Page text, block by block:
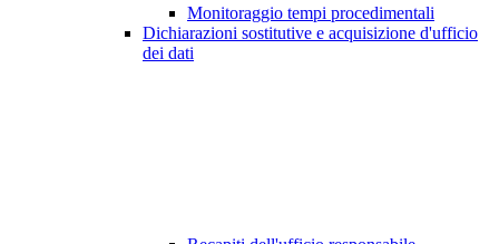
Monitoraggio tempi procedimentali
Dichiarazioni sostitutive e acquisizione d'ufficio
dei dati